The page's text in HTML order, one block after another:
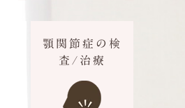
顎関節症の検
査/治療